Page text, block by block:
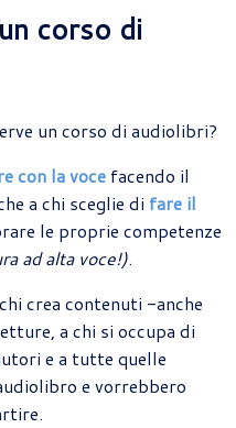
corso di
un corso di audiolibri?
con la voce facendo il
a chi sceglie di fare il
le proprie competenze
ad alta voce!).
crea contenuti -anche
a chi si occupa di
e a tutte quelle
e vorrebbero